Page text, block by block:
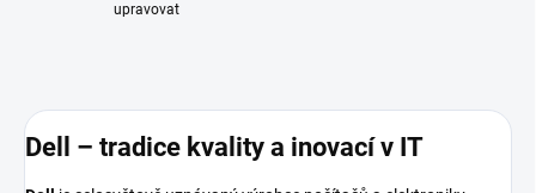
upravovat
Dell – tradice kvality a inovací v IT